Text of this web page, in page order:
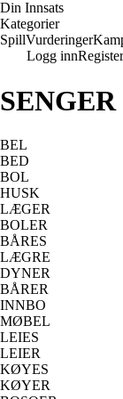
Din Innsats
Kategorier
SpillVurderinger
Logg innRegister
BEL
BED
BOL
HUSK
LÆGER
BOLER
BÅRES
LÆGRE
DYNER
BÅRER
INNBO
MØBEL
LEIES
LEIER
KØYES
KØYER